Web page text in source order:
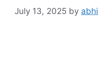
July 13, 2025 by abhi